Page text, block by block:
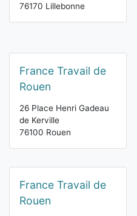
76170 Lillebonne
France Travail de
Rouen
26 Place Henri Gadeau
de Kerville
76100 Rouen
France Travail de
Rouen